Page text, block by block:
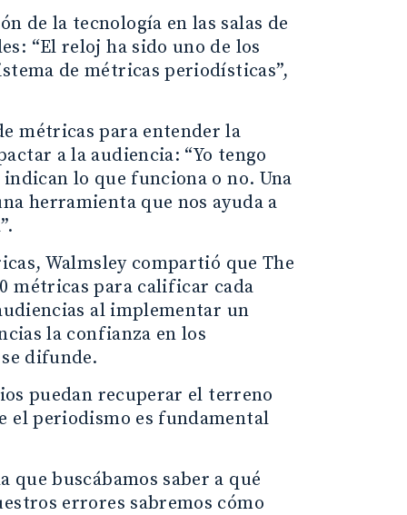
de la tecnología en las salas de
“El reloj ha sido uno de los
de métricas periodísticas”,
métricas para entender la
a la audiencia: “Yo tengo
lo que funciona o no. Una
herramienta que nos ayuda a
Walmsley compartió que The
métricas para calificar cada
al implementar un
la confianza en los
difunde.
puedan recuperar el terreno
el periodismo es fundamental
que buscábamos saber a qué
errores sabremos cómo